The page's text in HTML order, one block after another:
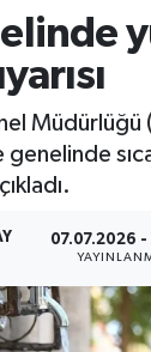
Müdürlüğü
07.07.2026 -